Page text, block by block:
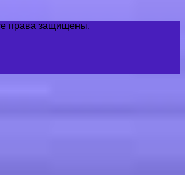
права защищены.